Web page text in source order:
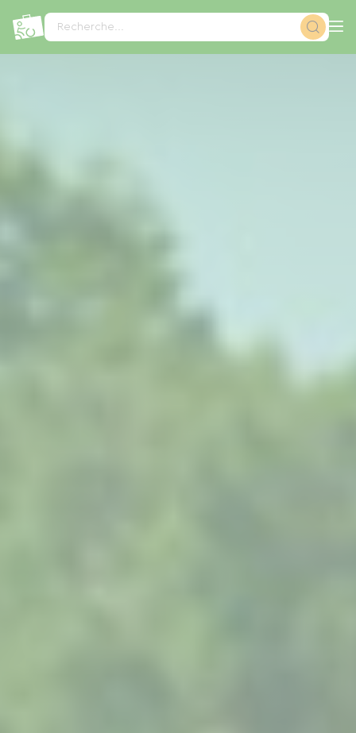
Recherche...
Panneau de gestion des cookies